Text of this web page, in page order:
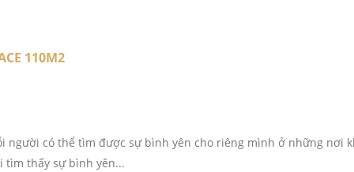
110M2
người có thể tìm được sự bình yên cho riêng mình ở những nơi
tìm thấy sự bình yên...